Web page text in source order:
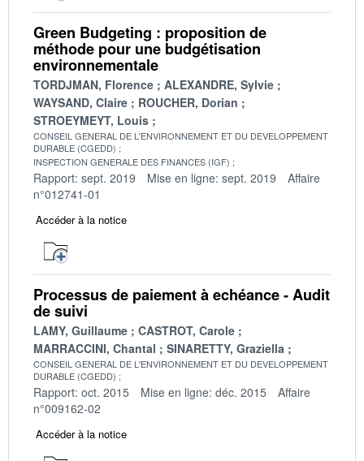
Green Budgeting : proposition de
méthode pour une budgétisation
environnementale
TORDJMAN, Florence
ALEXANDRE, Sylvie
WAYSAND, Claire
ROUCHER, Dorian
STROEYMEYT, Louis
CONSEIL GENERAL DE L'ENVIRONNEMENT ET DU DEVELOPPEMENT
DURABLE (CGEDD)
INSPECTION GENERALE DES FINANCES (IGF)
Rapport: sept. 2019 Mise en ligne: sept. 2019
Affaire
n°012741-01
Accéder à la notice
Processus de paiement à echéance - Audit
de suivi
LAMY, Guillaume
CASTROT, Carole
MARRACCINI, Chantal
SINARETTY, Graziella
CONSEIL GENERAL DE L'ENVIRONNEMENT ET DU DEVELOPPEMENT
DURABLE (CGEDD)
Rapport: oct. 2015 Mise en ligne: déc. 2015
Affaire
n°009162-02
Accéder à la notice